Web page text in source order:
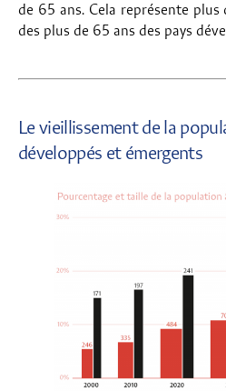
de 65 ans. Cela représente
des plus de 65 ans des pays
Le vieillissement de la
développés et émergents